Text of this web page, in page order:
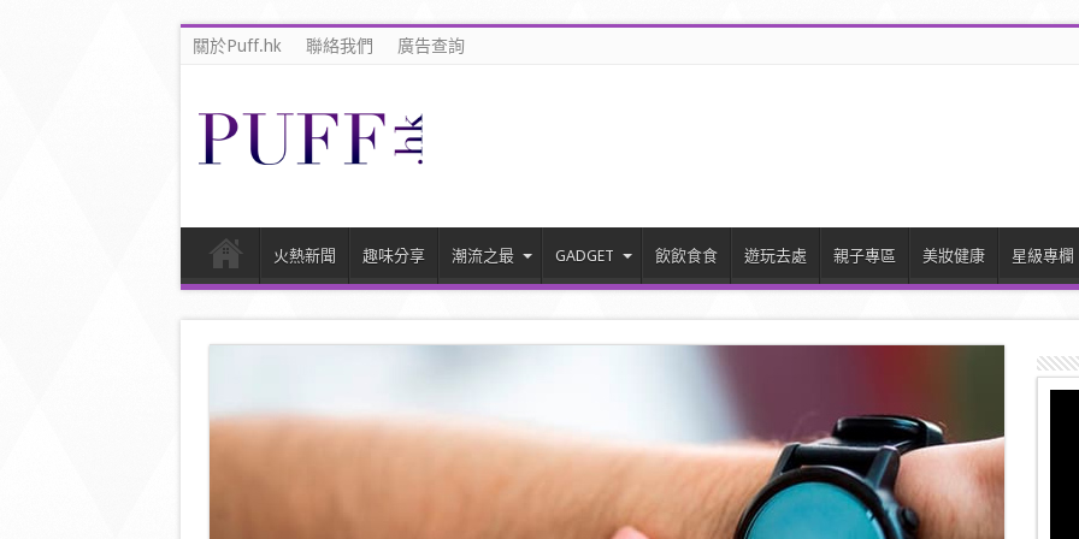
關於Puff.hk 聯絡我們 廣告查詢
火熱新聞 趣味分享 潮流之最 GADGET 飲飲食食 遊玩去處 親子專區 美妝健康 星級專欄